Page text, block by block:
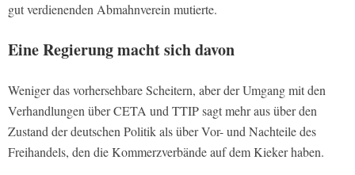
gut verdienenden Abmahnverein mutierte.
Eine Regierung macht sich davon
Weniger das vorhersehbare Scheitern, aber der Umgang mit den
Verhandlungen über CETA und TTIP sagt mehr aus über den
Zustand der deutschen Politik als über Vor- und Nachteile des
Freihandels, den die Kommerzverbände auf dem Kieker haben.